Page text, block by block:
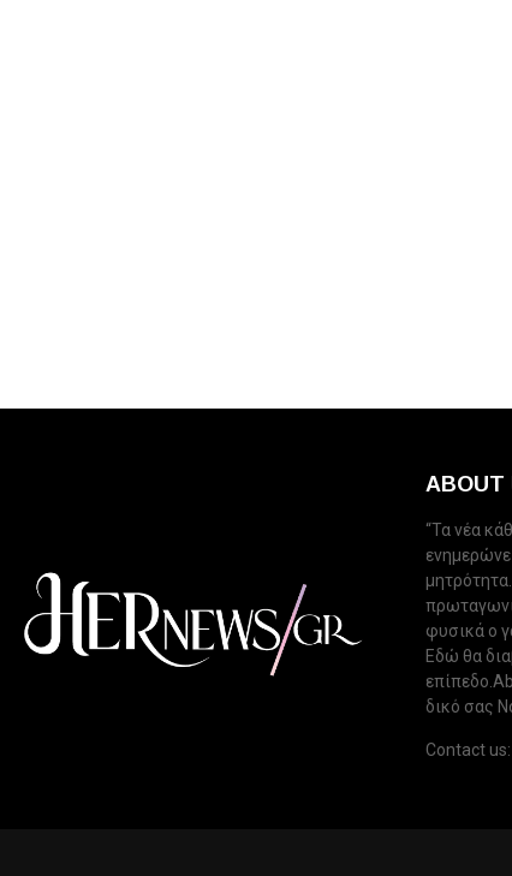
ABOUT
“Τα νέα
φυσικά ο
Εδώ θα
δικό σας
Contact us: